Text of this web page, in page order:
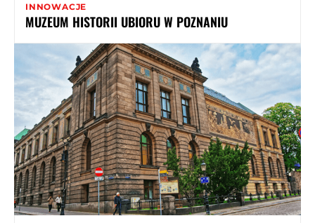
INNOWACJE
MUZEUM HISTORII UBIORU W POZNANIU